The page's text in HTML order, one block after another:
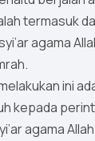
termasuk
agama
ini
kepada
agama